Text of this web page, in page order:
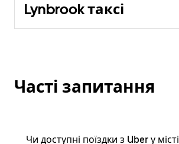
Lynbrook таксі
Часті запитання
Чи доступні поїздки з Uber у місті